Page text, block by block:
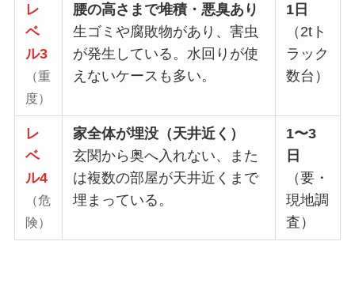
レ
ベ
ル3
（重
度）
腰の高さまで堆積・悪臭あり
生ゴミや腐敗物があり、害虫
が発生している。水回りが使
えないケースも多い。
1日
（2tト
ラック
数台）
レ
ベ
ル4
（危
険）
家全体が埋没（天井近く）
玄関から奥へ入れない、また
は複数の部屋が天井近くまで
埋まっている。
1〜3
日
（要・
現地調
査）